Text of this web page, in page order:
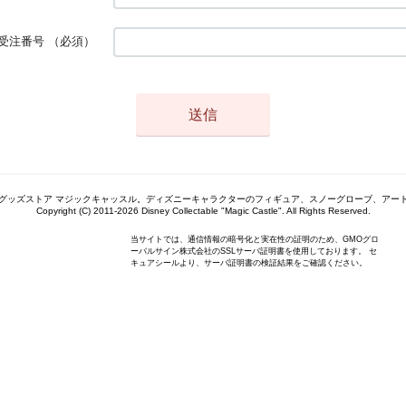
注番号 （必須）
ッズストア マジックキャッスル。ディズニーキャラクターのフィギュア、スノーグローブ、アー
Copyright (C) 2011-2026 Disney Collectable "Magic Castle". All Rights Reserved.
当サイトでは、通信情報の暗号化と実在性の証明のため、GMOグロ
ーバルサイン株式会社のSSLサーバ証明書を使用しております。 セ
キュアシールより、サーバ証明書の検証結果をご確認ください。